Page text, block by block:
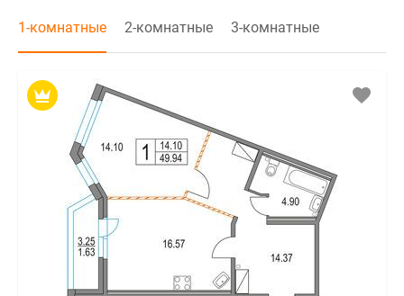
1-комнатные 2-комнатные 3-комнатные